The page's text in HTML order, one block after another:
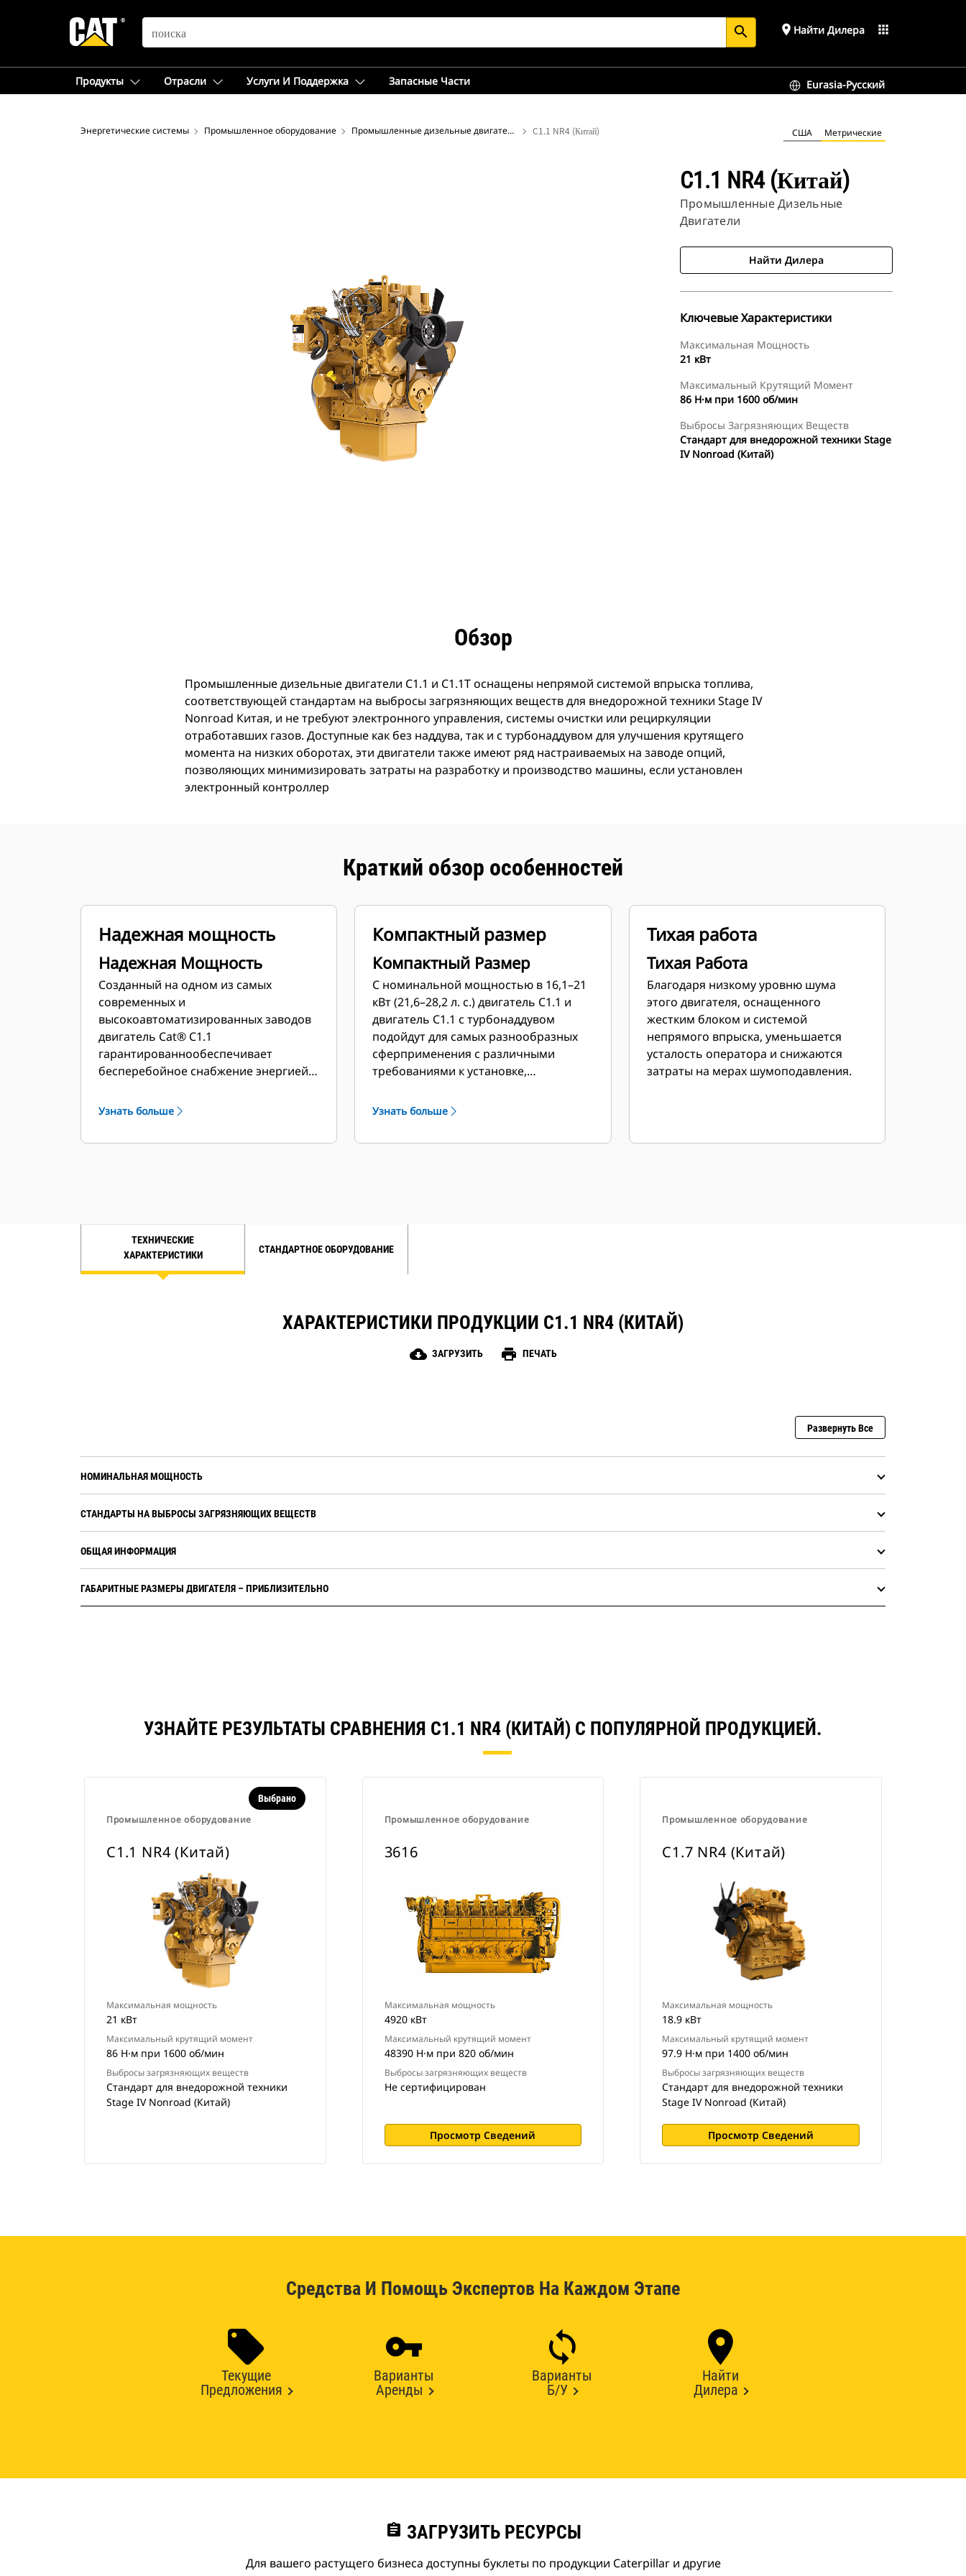
SEARCH search place Найти Дилера apps
Продукты Отрасли Услуги И Поддержка Запасные Части Eurasia-Русский
Энергетические системы Промышленное оборудование Промышленные дизельные двигатели C1.1 NR4 (Китай) США Метрические
C1.1 NR4 (Китай)
Промышленные Дизельные
Двигатели
Найти Дилера
Ключевые Характеристики
Максимальная Мощность
21 кВт
Максимальный Крутящий Момент
86 Н·м при 1600 об/мин
Выбросы Загрязняющих Веществ
Стандарт для внедорожной техники Stage
IV Nonroad (Китай)
Обзор
Промышленные дизельные двигатели C1.1 и C1.1T оснащены непрямой системой впрыска топлива,
соответствующей стандартам на выбросы загрязняющих веществ для внедорожной техники Stage IV
Nonroad Китая, и не требуют электронного управления, системы очистки или рециркуляции
отработавших газов. Доступные как без наддува, так и с турбонаддувом для улучшения крутящего
момента на низких оборотах, эти двигатели также имеют ряд настраиваемых на заводе опций,
позволяющих минимизировать затраты на разработку и производство машины, если установлен
электронный контроллер
Краткий обзор особенностей
Надежная мощность
Надежная Мощность
Созданный на одном из самых
современных и
высокоавтоматизированных заводов
двигатель Cat® C1.1
гарантированнообеспечивает
бесперебойное снабжение энергией и
избавляют от компромисса между
Узнать больше
Компактный размер
Компактный Размер
С номинальной мощностью в 16,1–21
кВт (21,6–28,2 л. с.) двигатель C1.1 и
двигатель C1.1 с турбонаддувом
подойдут для самых разнообразных
сферприменения с различными
требованиями к установке,
оборудованию. Эти модели, в
в которых требуется высокая
высокоэффективной работой
практически при любых условиях и на
Узнать больше
Тихая работа
Тихая Работа
Благодаря низкому уровню шума
этого двигателя, оснащенного
жестким блоком и системой
непрямого впрыска, уменьшается
усталость оператора и снижаются
затраты на мерах шумоподавления.
ТЕХНИЧЕСКИЕ
ХАРАКТЕРИСТИКИ
СТАНДАРТНОЕ ОБОРУДОВАНИЕ
ХАРАКТЕРИСТИКИ ПРОДУКЦИИ C1.1 NR4 (КИТАЙ)
cloud_download ЗАГРУЗИТЬ print ПЕЧАТЬ
Развернуть Все
НОМИНАЛЬНАЯ МОЩНОСТЬ
СТАНДАРТЫ НА ВЫБРОСЫ ЗАГРЯЗНЯЮЩИХ ВЕЩЕСТВ
ОБЩАЯ ИНФОРМАЦИЯ
ГАБАРИТНЫЕ РАЗМЕРЫ ДВИГАТЕЛЯ – ПРИБЛИЗИТЕЛЬНО
УЗНАЙТЕ РЕЗУЛЬТАТЫ СРАВНЕНИЯ C1.1 NR4 (КИТАЙ) С ПОПУЛЯРНОЙ ПРОДУКЦИЕЙ.
Промышленное оборудование
Выбрано
C1.1 NR4 (Китай)
Максимальная мощность
21 кВт
Максимальный крутящий момент
86 Н·м при 1600 об/мин
Выбросы загрязняющих веществ
Стандарт для внедорожной техники
Stage IV Nonroad (Китай)
Промышленное оборудование
3616
Максимальная мощность
4920 кВт
Максимальный крутящий момент
48390 Н·м при 820 об/мин
Выбросы загрязняющих веществ
Не сертифицирован
Просмотр Сведений
Промышленное оборудование
C1.7 NR4 (Китай)
Максимальная мощность
18.9 кВт
Максимальный крутящий момент
97.9 Н·м при 1400 об/мин
Выбросы загрязняющих веществ
Стандарт для внедорожной техники
Stage IV Nonroad (Китай)
Просмотр Сведений
Средства И Помощь Экспертов На Каждом Этапе
Текущие
Предложения
Варианты
Аренды
Варианты
Б/У
Найти
Дилера
assignment ЗАГРУЗИТЬ РЕСУРСЫ
Для вашего растущего бизнеса доступны буклеты по продукции Caterpillar и другие